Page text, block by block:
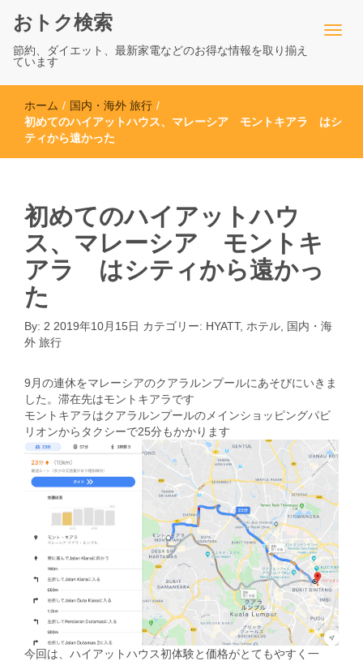
おトク検索
節約、ダイエット、最新家電などのお得な情報を取り揃え
ています
ホーム / 国内・海外 旅行 /
初めてのハイアットハウス、マレーシア モントキアラ はシ
ティから遠かった
初めてのハイアットハウ
ス、マレーシア モントキ
アラ はシティから遠かっ
た
By: 2 2019年10月15日 カテゴリー: HYATT, ホテル
国内・海
外 旅行
9月の連休をマレーシアのクアラルンプールにあそびにいきま
した。滞在先はモントキアラです
モントキアラはクアラルンプールのメインショッピングパビ
リオンからタクシーで25分もかかります
今回は、ハイアットハウス初体験と価格がとてもやすく一